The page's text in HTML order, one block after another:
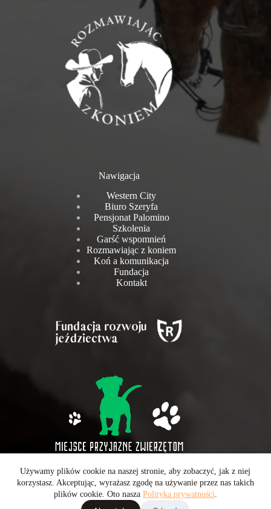
Używamy plików cookie na naszej stronie, aby zobaczyć, jak z niej
korzystasz. Akceptując, wyrażasz zgodę na używanie przez nas takich
plików cookie. Oto nasza Polityka prywatności.
Nawigacja
Western City
Biuro Szeryfa
Pensjonat Palomino
Szkolenia
Garść wspomnień
Rozmawiając z koniem
Koń a komunikacja
Fundacja
Kontakt
Wszelkie prawa zastrzeżone © 2026 - Operatorem strony jest
CarboMedia Sp. z o.o.